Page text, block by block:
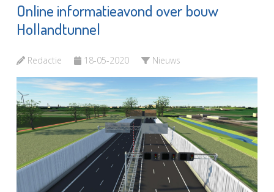
Online informatieavond over bouw
Hollandtunnel
Redactie 18-05-2020 Nieuws